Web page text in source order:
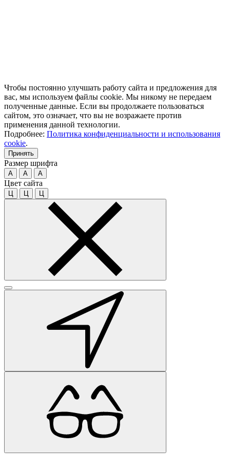
Чтобы постоянно улучшать работу сайта и предложения для
вас, мы используем файлы cookie. Мы никому не передаем
полученные данные. Если вы продолжаете пользоваться
сайтом, это означает, что вы не возражаете против
применения данной технологии.
Подробнее: Политика конфиденциальности и использования
cookie.
Принять
Размер шрифта
A A A
Цвет сайта
Ц Ц Ц